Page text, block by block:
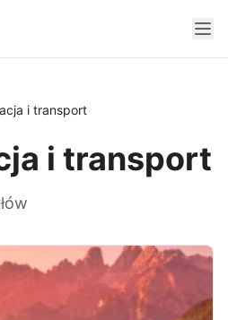
i transport
i transport